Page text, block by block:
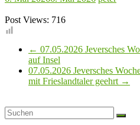
Post Views: 716
← 07.05.2026 Jeversches
auf Insel
07.05.2026 Jeversches
mit Frieslandtaler geehrt →